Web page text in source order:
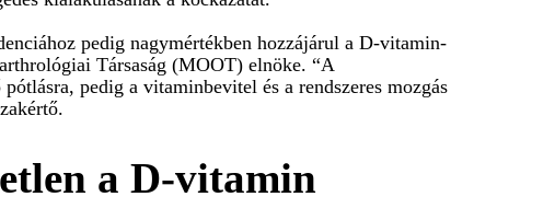
pedig nagymértékben hozzájárul a D-vitamin-
Társaság (MOOT) elnöke. “A
pedig a vitaminbevitel és a rendszeres mozgás
a D-vitamin